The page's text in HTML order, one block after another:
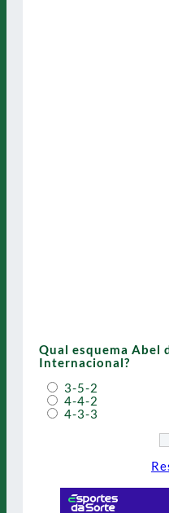
Qual esquema Abel
Internacional?
3-5-2
4-4-2
4-3-3